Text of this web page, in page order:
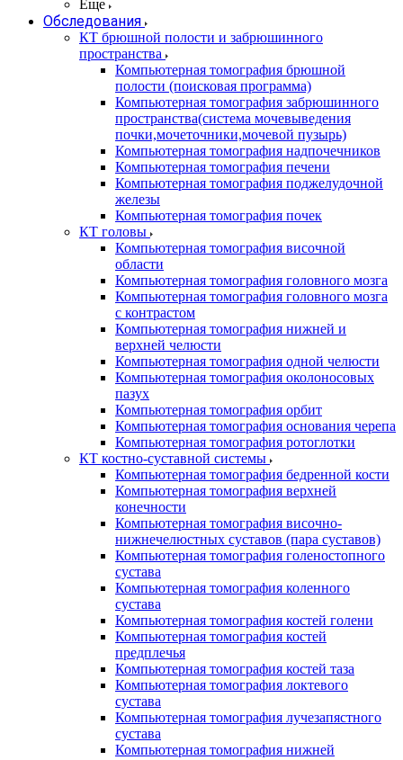
Еще
Обследования
КТ брюшной полости и забрюшинного
пространства
Компьютерная томография брюшной
полости (поисковая программа)
Компьютерная томография забрюшинного
пространства(система мочевыведения
почки,мочеточники,мочевой пузырь)
Компьютерная томография надпочечников
Компьютерная томография печени
Компьютерная томография поджелудочной
железы
Компьютерная томография почек
КТ головы
Компьютерная томография височной
области
Компьютерная томография головного мозга
Компьютерная томография головного мозга
с контрастом
Компьютерная томография нижней и
верхней челюсти
Компьютерная томография одной челюсти
Компьютерная томография околоносовых
пазух
Компьютерная томография орбит
Компьютерная томография основания черепа
Компьютерная томография ротоглотки
КТ костно-суставной системы
Компьютерная томография бедренной кости
Компьютерная томография верхней
конечности
Компьютерная томография височно-
нижнечелюстных суставов (пара суставов)
Компьютерная томография голеностопного
сустава
Компьютерная томография коленного
сустава
Компьютерная томография костей голени
Компьютерная томография костей
предплечья
Компьютерная томография костей таза
Компьютерная томография локтевого
сустава
Компьютерная томография лучезапястного
сустава
Компьютерная томография нижней